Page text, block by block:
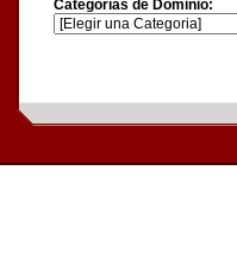
Categorías de Dominio: